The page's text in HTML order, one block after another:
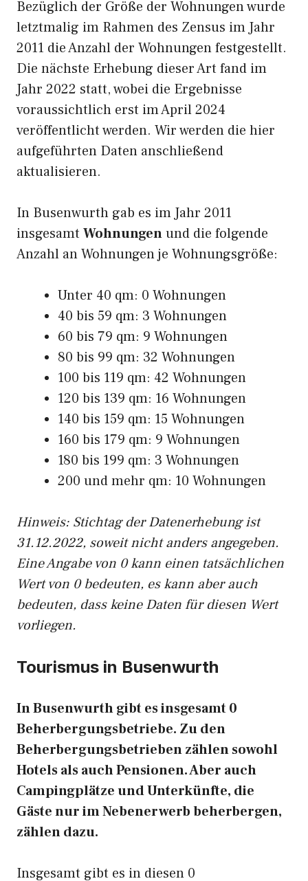
Bezüglich der Größe der Wohnungen wurde
letztmalig im Rahmen des Zensus im Jahr
2011 die Anzahl der Wohnungen festgestellt.
Die nächste Erhebung dieser Art fand im
Jahr 2022 statt, wobei die Ergebnisse
voraussichtlich erst im April 2024
veröffentlicht werden. Wir werden die hier
aufgeführten Daten anschließend
aktualisieren.
In Busenwurth gab es im Jahr 2011
insgesamt Wohnungenund die folgende
Anzahl an Wohnungen je Wohnungsgröße:
Unter 40 qm: 0 Wohnungen
40 bis 59 qm: 3 Wohnungen
60 bis 79 qm: 9 Wohnungen
80 bis 99 qm: 32 Wohnungen
100 bis 119 qm: 42 Wohnungen
120 bis 139 qm: 16 Wohnungen
140 bis 159 qm: 15 Wohnungen
160 bis 179 qm: 9 Wohnungen
180 bis 199 qm: 3 Wohnungen
200 und mehr qm: 10 Wohnungen
Hinweis: Stichtag der Datenerhebung ist
31.12.2022, soweit nicht anders angegeben.
Eine Angabe von 0 kann einen tatsächlichen
Wert von 0 bedeuten, es kann aber auch
bedeuten, dass keine Daten für diesen Wert
vorliegen.
Tourismus in Busenwurth
In Busenwurth gibt es insgesamt 0
Beherbergungsbetriebe. Zu den
Beherbergungsbetrieben zählen sowohl
Hotels als auch Pensionen. Aber auch
Campingplätze und Unterkünfte, die
Gäste nur im Nebenerwerb beherbergen,
zählen dazu.
Insgesamt gibt es in diesen 0